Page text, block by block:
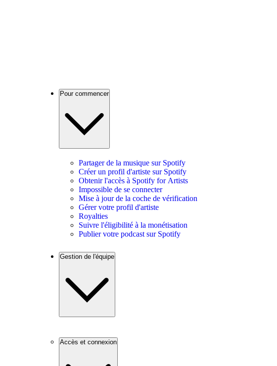
Pour commencer
Partager de la musique sur Spotify
Créer un profil d'artiste sur Spotify
Obtenir l'accès à Spotify for Artists
Impossible de se connecter
Mise à jour de la coche de vérification
Gérer votre profil d'artiste
Royalties
Suivre l'éligibilité à la monétisation
Publier votre podcast sur Spotify
Gestion de l'équipe
Accès et connexion